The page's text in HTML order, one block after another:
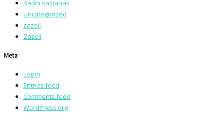
Radni sastanak
Uncategorized
zazeli
Zazeli
Meta
Log in
Entries feed
Comments feed
WordPress.org